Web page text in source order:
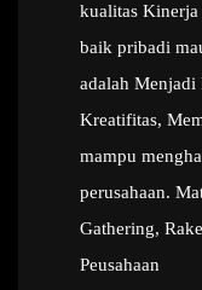
kualitas Kinerja
baik pribadi
adalah Menjadi
Kreatifitas,
mampu
perusahaan.
Gathering,
Peusahaan